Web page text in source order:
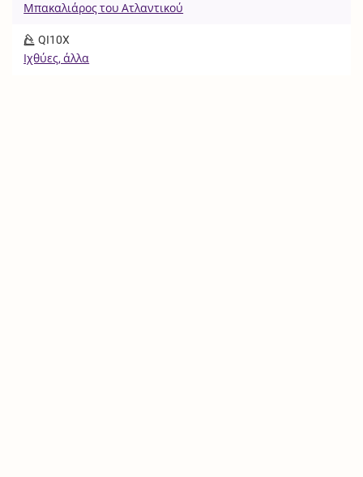
Μπακαλιάρος του Ατλαντικού
QI10X
Ιχθύες, άλλα